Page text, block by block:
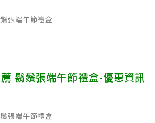
張端午節禮盒
鬍鬚張端午節禮盒-優惠資訊
張端午節禮盒